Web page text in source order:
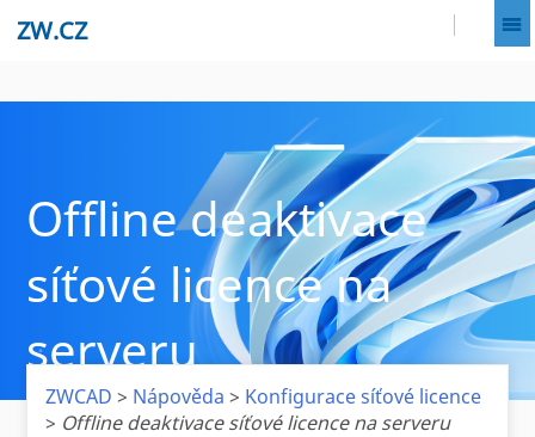
ZW.CZ
Offline deaktivace
síťové licence na
serveru
ZWCAD > Nápověda > Konfigurace síťové licence
> Offline deaktivace síťové licence na serveru